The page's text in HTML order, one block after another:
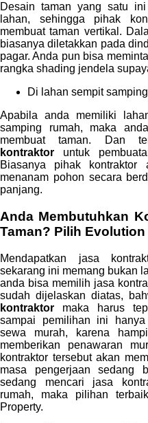
Desain taman yang satu
lahan, sehingga pihak
membuat taman vertikal.
biasanya diletakkan pada
pagar. Anda pun bisa
rangka shading jendela
Di lahan sempit
Apabila anda memiliki
samping rumah, maka
membuat taman. Dan
kontraktor untuk
Biasanya pihak kontraktor
menanam pohon secara
panjang.
Anda Membutuhkan
Taman? Pilih
Mendapatkan jasa
sekarang ini memang bukan
anda bisa memilih jasa
sudah dijelaskan diatas,
kontraktor maka harus
sampai pemilihan ini
sewa murah, karena
memberikan penawaran
kontraktor tersebut akan
masa pengerjaan sedang
sedang mencari jasa
rumah, maka pilihan
Property.